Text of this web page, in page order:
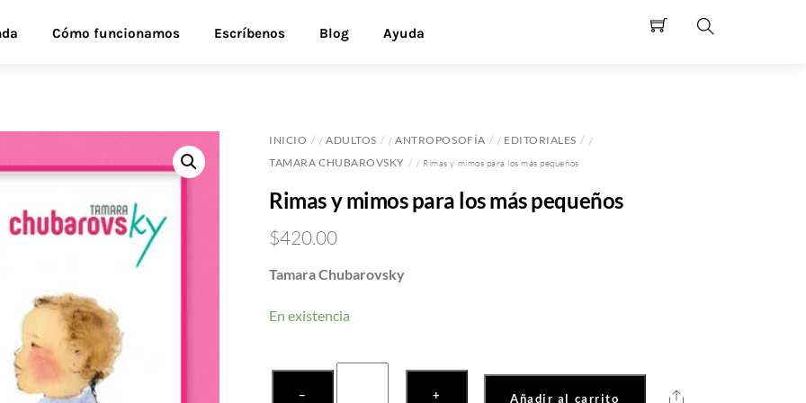
Cómo funcionamos Escríbenos Blog Ayuda
INICIO /ADULTOS /ANTROPOSOFÍA / EDITORIALES /
TAMARA CHUBAROVSKY / Rimas y mimos para los más pequeños
Rimas y mimos para los más pequeños
$420.00
Tamara Chubarovsky
En existencia
− + Añadir al carrito Share